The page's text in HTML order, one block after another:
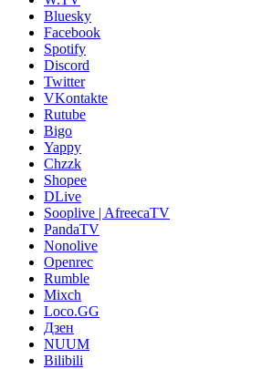
Bluesky
Facebook
Spotify
Discord
Twitter
VKontakte
Rutube
Bigo
Yappy
Chzzk
Shopee
DLive
Sooplive | AfreecaTV
PandaTV
Nonolive
Openrec
Rumble
Mixch
Loco.GG
Дзен
NUUM
Bilibili